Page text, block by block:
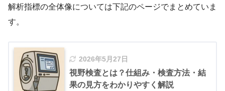
解析指標の全体像については下記のページでまとめていま
す。
2026年5月27日
視野検査とは？仕組み・検査方法・結
果の見方をわかりやすく解説